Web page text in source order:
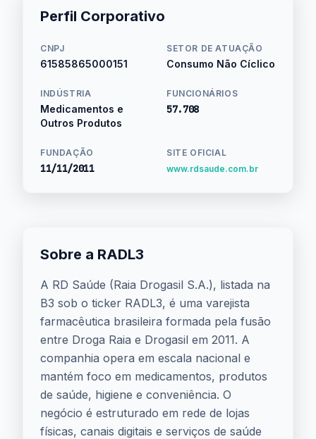
Perfil Corporativo
CNPJ
61585865000151
SETOR DE ATUAÇÃO
Consumo Não Cíclico
INDÚSTRIA
Medicamentos e
Outros Produtos
FUNCIONÁRIOS
57.708
FUNDAÇÃO
11/11/2011
SITE OFICIAL
www.rdsaude.com.br
Sobre a RADL3
A RD Saúde (Raia Drogasil S.A.), listada na
B3 sob o ticker RADL3, é uma varejista
farmacêutica brasileira formada pela fusão
entre Droga Raia e Drogasil em 2011. A
companhia opera em escala nacional e
mantém foco em medicamentos, produtos
de saúde, higiene e conveniência. O
negócio é estruturado em rede de lojas
físicas, canais digitais e serviços de saúde